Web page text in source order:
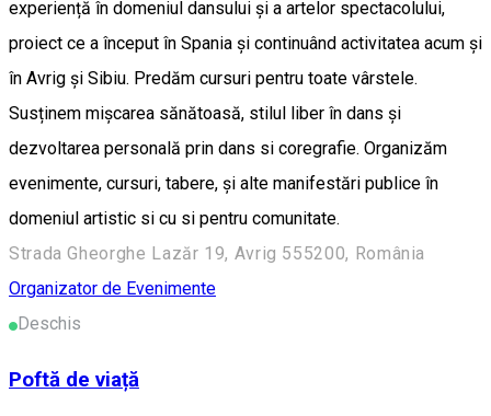
experiență în domeniul dansului și a artelor spectacolului,
proiect ce a început în Spania și continuând activitatea acum și
în Avrig și Sibiu. Predăm cursuri pentru toate vârstele.
Susținem mișcarea sănătoasă, stilul liber în dans și
dezvoltarea personală prin dans si coregrafie. Organizăm
evenimente, cursuri, tabere, și alte manifestări publice în
domeniul artistic si cu si pentru comunitate.
Strada Gheorghe Lazăr 19, Avrig 555200, România
Organizator de Evenimente
Deschis
Poftă de viață